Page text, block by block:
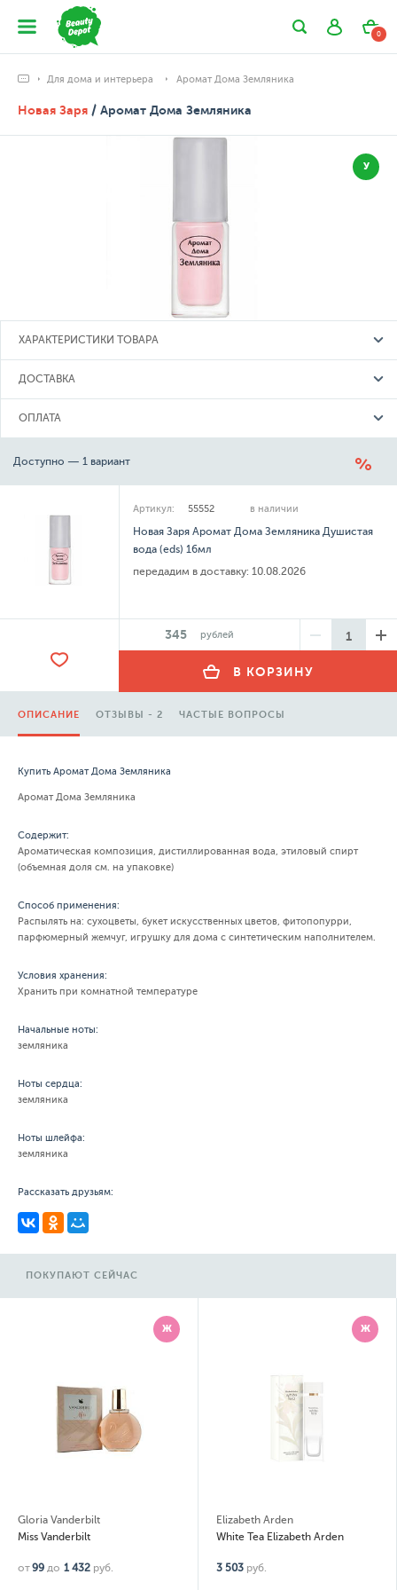
0
Для дома и интерьера Аромат Дома Земляника
Новая Заря / Аромат Дома Земляника
У
ХАРАКТЕРИСТИКИ ТОВАРА
ДОСТАВКА
ОПЛАТА
Доступно — 1 вариант
Артикул: 55552 в наличии
Новая Заря Аромат Дома Земляника Душистая
вода (eds) 16мл
передадим в доставку: 10.08.2026
345 рублей
В КОРЗИНУ
ОПИСАНИЕ ОТЗЫВЫ - 2 ЧАСТЫЕ ВОПРОСЫ
Купить Аромат Дома Земляника
Аромат Дома Земляника
Содержит:
Ароматическая композиция, дистиллированная вода, этиловый спирт
(объемная доля см. на упаковке)
Способ применения:
Распылять на: сухоцветы, букет искусственных цветов, фитопопурри,
парфюмерный жемчуг, игрушку для дома с синтетическим наполнителем.
Условия хранения:
Хранить при комнатной температуре
Начальные ноты:
земляника
Ноты сердца:
земляника
Ноты шлейфа:
земляника
Рассказать друзьям:
ПОКУПАЮТ СЕЙЧАС
Ж
Gloria Vanderbilt
Miss Vanderbilt
от99 до 1 432 руб.
Ж
Elizabeth Arden
White Tea Elizabeth Arden
3 503 руб.